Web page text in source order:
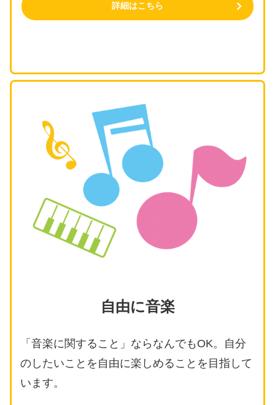
詳細はこちら
自由に音楽
「音楽に関すること」ならなんでもOK。自分
のしたいことを自由に楽しめることを目指して
います。